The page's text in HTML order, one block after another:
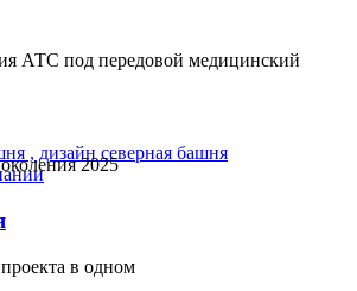
АТС под передовой медицинский
2025
в одном